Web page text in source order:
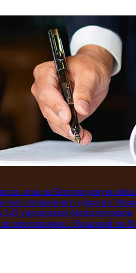
атак на Белгородскую
массированного удара по
украинских беспилотников
переговоров с Украиной по